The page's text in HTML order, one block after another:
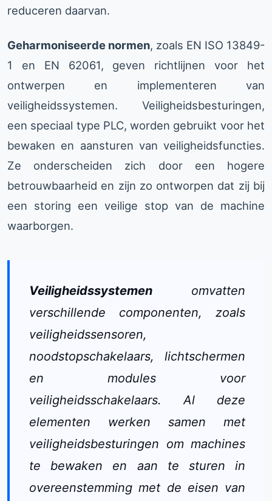
reduceren daarvan.
Geharmoniseerde normen, zoals EN ISO 13849-
1 en EN 62061, geven richtlijnen voor het
ontwerpen en implementeren van
veiligheidssystemen. Veiligheidsbesturingen,
een speciaal type PLC, worden gebruikt voor het
bewaken en aansturen van veiligheidsfuncties.
Ze onderscheiden zich door een hogere
betrouwbaarheid en zijn zo ontworpen dat zij bij
een storing een veilige stop van de machine
waarborgen.
Veiligheidssystemen omvatten
verschillende componenten, zoals
veiligheidssensoren,
noodstopschakelaars, lichtschermen
en modules voor
veiligheidsschakelaars. Al deze
elementen werken samen met
veiligheidsbesturingen om machines
te bewaken en aan te sturen in
overeenstemming met de eisen van